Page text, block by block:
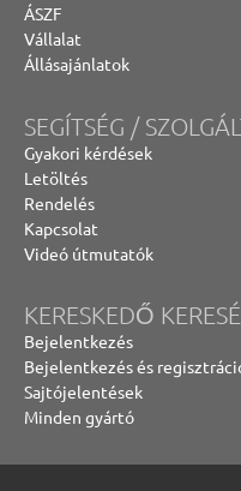
ÁSZF
Vállalat
Állásajánlatok
SEGÍTSÉG /
Gyakori kérdések
Letöltés
Rendelés
Kapcsolat
Videó útmutatók
KERESKEDŐ
Bejelentkezés
Bejelentkezés és
Sajtójelentések
Minden gyártó